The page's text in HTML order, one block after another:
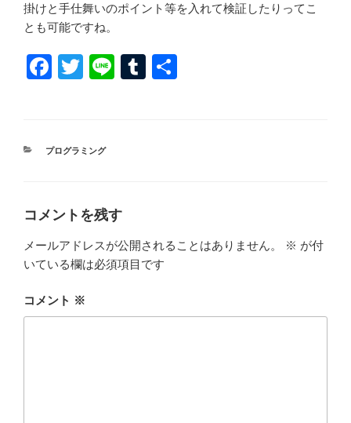
掛けと手仕舞いのポイント等を入れて検証したりってこ
とも可能ですね。
F
e
o
k
T
er
Li
T
カ
プログラミング
コメントを残す
メールアドレスが公開されることはありません。 ※ が付
いている欄は必須項目です
コメント ※